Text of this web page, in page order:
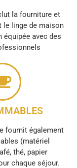
la fourniture et
le linge de maison
équipée avec des
fournit également
(matériel
thé, papier
chaque séjour.